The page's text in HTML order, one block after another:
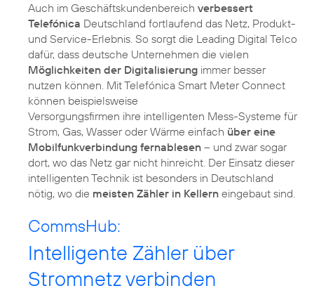
Auch im Geschäftskundenbereich verbessert
Telefónica Deutschland fortlaufend das Netz, Produkt-
und Service-Erlebnis. So sorgt die Leading Digital Telco
dafür, dass deutsche Unternehmen die vielen
Möglichkeiten der Digitalisierung immer besser
nutzen können. Mit Telefónica Smart Meter Connect
können beispielsweise
Versorgungsfirmen ihre intelligenten Mess-Systeme für
Strom, Gas, Wasser oder Wärme einfach über eine
Mobilfunkverbindung fernablesen – und zwar sogar
dort, wo das Netz gar nicht hinreicht. Der Einsatz dieser
intelligenten Technik ist besonders in Deutschland
nötig, wo die meisten Zähler in Kellern eingebaut sind.
CommsHub:
Intelligente Zähler über
Stromnetz verbinden